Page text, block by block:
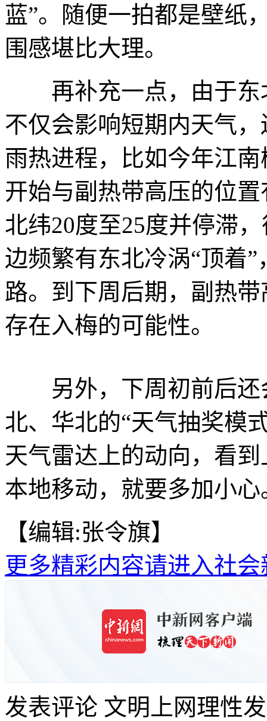
蓝”。随便一拍都是壁纸
围感堪比大理。
再补充一点，由于东
不仅会影响短期内天气
雨热进程，比如今年江
开始与副热带高压的位
北纬20度至25度并停滞
边频繁有东北冷涡“顶着
路。到下周后期，副热
存在入梅的可能性。
另外，下周初前后还
北、华北的“天气抽奖模
天气雷达上的动向，看
本地移动，就要多加小
【编辑:张令旗】
更多精彩内容请进入社会
发表评论 文明上网理性